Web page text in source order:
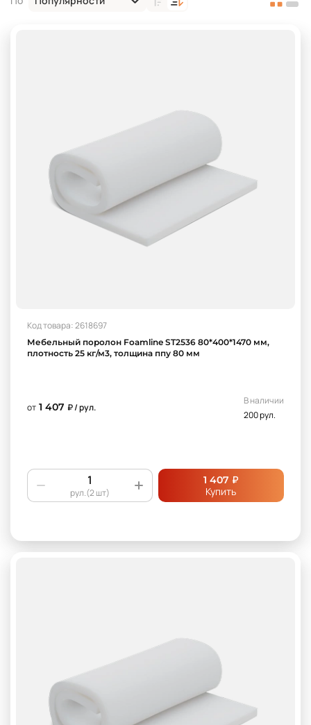
Код товара: 2618697
Мебельный поролон Foamline ST2536 80*400*1470 мм,
плотность 25 кг/м3, толщина ппу 80 мм
от 1 407 ₽ / рул.
В наличии
200 рул.
рул.(2 шт)
1 407 ₽
Купить